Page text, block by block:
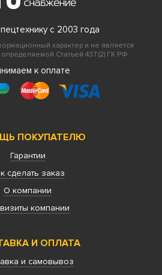
с 2003 года
характер и не является
Статьей 437 (2) ГК РФ.
к оплате
ПОКУПАТЕЛЮ
Гарантии
сделать заказ
О компании
компании
И ОПЛАТА
и самовывоз